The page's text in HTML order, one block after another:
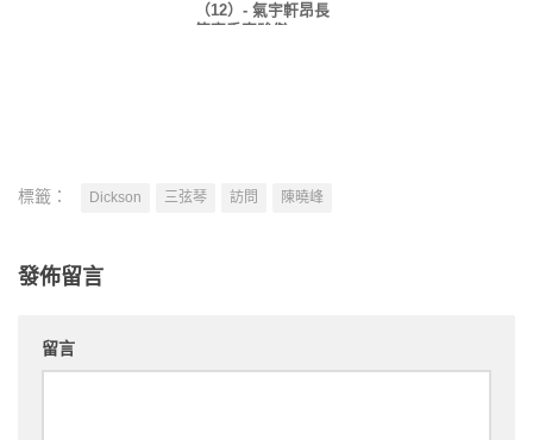
（12）- 氣宇軒昂長
笛高手李駿傑
標籤： Dickson 三弦琴 訪問 陳曉峰
發佈留言
留言